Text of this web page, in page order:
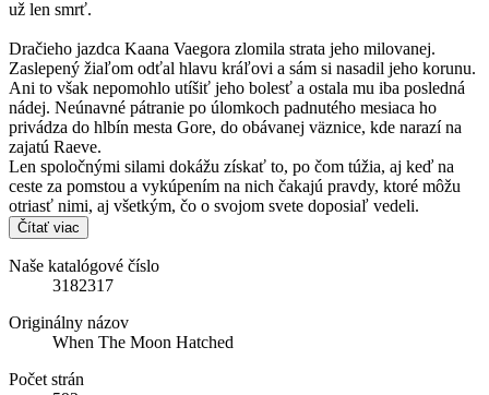
už len smrť.
Dračieho jazdca Kaana Vaegora zlomila strata jeho milovanej.
Zaslepený žiaľom odťal hlavu kráľovi a sám si nasadil jeho korunu.
Ani to však nepomohlo utíšiť jeho bolesť a ostala mu iba posledná
nádej. Neúnavné pátranie po úlomkoch padnutého mesiaca ho
privádza do hlbín mesta Gore, do obávanej väznice, kde narazí na
zajatú Raeve.
Len spoločnými silami dokážu získať to, po čom túžia, aj keď na
ceste za pomstou a vykúpením na nich čakajú pravdy, ktoré môžu
otriasť nimi, aj všetkým, čo o svojom svete doposiaľ vedeli.
Čítať viac
Naše katalógové číslo
3182317
Originálny názov
When The Moon Hatched
Počet strán